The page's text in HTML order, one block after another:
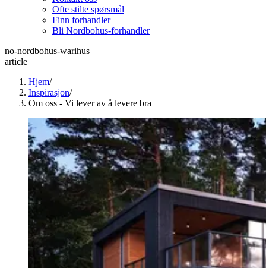
Ofte stilte spørsmål
Finn forhandler
Bli Nordbohus-forhandler
no-nordbohus-warihus
article
Hjem/
Inspirasjon/
Om oss - Vi lever av å levere bra